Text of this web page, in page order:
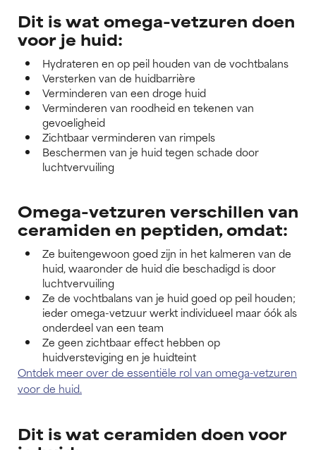
Dit is wat omega-vetzuren doen
voor je huid:
Hydrateren en op peil houden van de vochtbalans
Versterken van de huidbarrière
Verminderen van een droge huid
Verminderen van roodheid en tekenen van
gevoeligheid
Zichtbaar verminderen van rimpels
Beschermen van je huid tegen schade door
luchtvervuiling
Omega-vetzuren verschillen van
ceramiden en peptiden, omdat:
Ze buitengewoon goed zijn in het kalmeren van de
huid, waaronder de huid die beschadigd is door
luchtvervuiling
Ze de vochtbalans van je huid goed op peil houden;
ieder omega-vetzuur werkt individueel maar óók als
onderdeel van een team
Ze geen zichtbaar effect hebben op
huidversteviging en je huidteint
Ontdek meer over de essentiële rol van omega-vetzuren
voor de huid.
Dit is wat ceramiden doen voor